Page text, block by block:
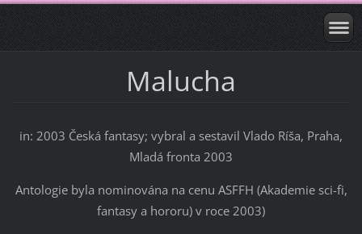
Malucha
in: 2003 Česká fantasy; vybral a sestavil Vlado Ríša, Praha,
Mladá fronta 2003
Antologie byla nominována na cenu ASFFH (Akademie sci-fi,
fantasy a hororu) v roce 2003)